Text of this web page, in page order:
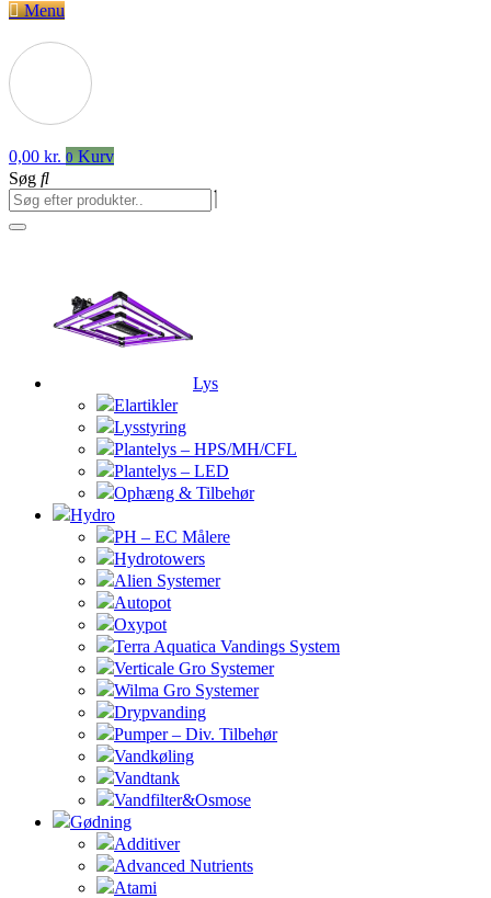
Menu
0,00 kr. 0 Kurv
Søg
Lys
Elartikler
Lysstyring
Plantelys – HPS/MH/CFL
Plantelys – LED
Ophæng & Tilbehør
Hydro
PH – EC Målere
Hydrotowers
Alien Systemer
Autopot
Oxypot
Terra Aquatica Vandings System
Verticale Gro Systemer
Wilma Gro Systemer
Drypvanding
Pumper – Div. Tilbehør
Vandkøling
Vandtank
Vandfilter&Osmose
Gødning
Additiver
Advanced Nutrients
Atami